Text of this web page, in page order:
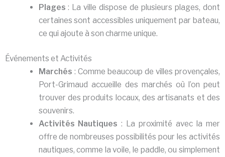
Plages : La ville dispose de plusieurs plages, dont
certaines sont accessibles uniquement par bateau,
ce qui ajoute à son charme unique.
Événements et Activités
Marchés : Comme beaucoup de villes provençales,
Port-Grimaud accueille des marchés où l’on peut
trouver des produits locaux, des artisanats et des
souvenirs.
Activités Nautiques : La proximité avec la mer
offre de nombreuses possibilités pour les activités
nautiques, comme la voile, le paddle, ou simplement